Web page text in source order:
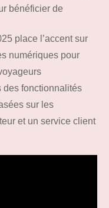
bénéficier de
place l’accent sur
numériques pour
des fonctionnalités
sur les
et un service client